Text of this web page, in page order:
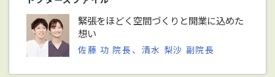
緊張をほどく空間づくりと開業に込めた
想い
佐藤 功 院長、清水 梨沙 副院長